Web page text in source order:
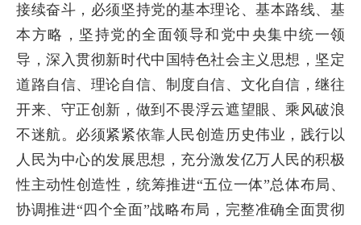
接续奋斗，必须坚持党的基本理论、基本路线、基
本方略，坚持党的全面领导和党中央集中统一领
导，深入贯彻新时代中国特色社会主义思想，坚定
道路自信、理论自信、制度自信、文化自信，继往
开来、守正创新，做到不畏浮云遮望眼、乘风破浪
不迷航。必须紧紧依靠人民创造历史伟业，践行以
人民为中心的发展思想，充分激发亿万人民的积极
性主动性创造性，统筹推进“五位一体”总体布局、
协调推进“四个全面”战略布局，完整准确全面贯彻